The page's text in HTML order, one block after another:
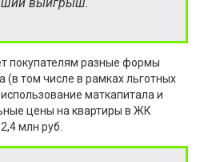
покупателям разные формы
(в том числе в рамках льготных
маткапитала и
цены на квартиры в ЖК
млн руб.